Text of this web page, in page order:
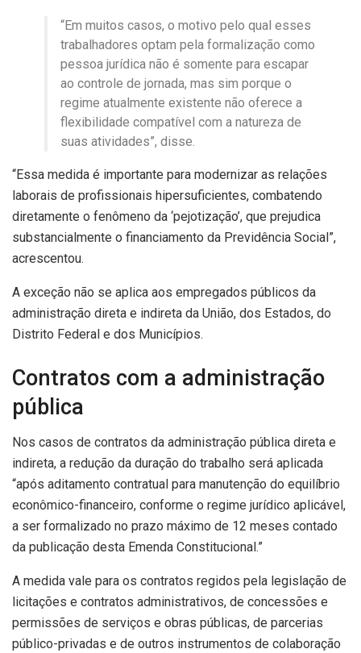
“Em muitos casos, o motivo pelo qual esses
trabalhadores optam pela formalização como
pessoa jurídica não é somente para escapar
ao controle de jornada, mas sim porque o
regime atualmente existente não oferece a
flexibilidade compatível com a natureza de
suas atividades”, disse.
“Essa medida é importante para modernizar as relações
laborais de profissionais hipersuficientes, combatendo
diretamente o fenômeno da ‘pejotização’, que prejudica
substancialmente o financiamento da Previdência Social”,
acrescentou.
A exceção não se aplica aos empregados públicos da
administração direta e indireta da União, dos Estados, do
Distrito Federal e dos Municípios.
Contratos com a administração
pública
Nos casos de contratos da administração pública direta e
indireta, a redução da duração do trabalho será aplicada
“após aditamento contratual para manutenção do equilíbrio
econômico-financeiro, conforme o regime jurídico aplicável,
a ser formalizado no prazo máximo de 12 meses contado
da publicação desta Emenda Constitucional.”
A medida vale para os contratos regidos pela legislação de
licitações e contratos administrativos, de concessões e
permissões de serviços e obras públicas, de parcerias
público-privadas e de outros instrumentos de colaboração